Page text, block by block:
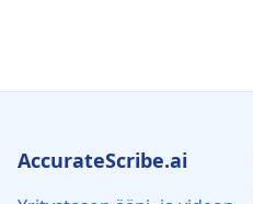
AccurateScribe.ai